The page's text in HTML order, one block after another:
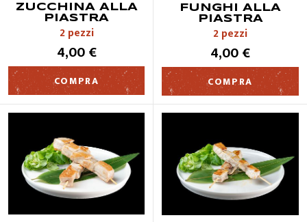
ZUCCHINA ALLA
PIASTRA
2 pezzi
4,00 €
COMPRA
FUNGHI ALLA
PIASTRA
2 pezzi
4,00 €
COMPRA